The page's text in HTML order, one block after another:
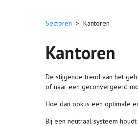
Sectoren > Kantoren
Kantoren
De stijgende trend van het
of naar een geconvergeerd
Hoe dan ook is een optimale
Bij een neutraal systeem